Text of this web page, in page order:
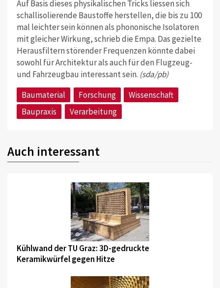
Auf Basis dieses physikalischen Tricks liessen sich
schallisolierende Baustoffe herstellen, die bis zu 100
mal leichter sein können als phononische Isolatoren
mit gleicher Wirkung, schrieb die Empa. Das gezielte
Herausfiltern störender Frequenzen könnte dabei
sowohl für Architektur als auch für den Flugzeug-
und Fahrzeugbau interessant sein. (sda/pb)
Baumaterial
Forschung
Wissenschaft
Baupraxis
Verarbeitung
Auch interessant
©
Kühlwand der TU Graz: 3D-gedruckte
Keramikwürfel gegen Hitze